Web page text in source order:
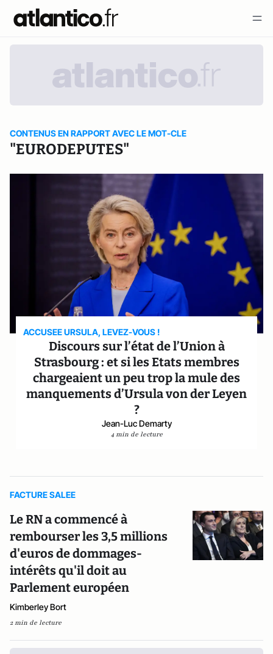
CONTENUS EN RAPPORT AVEC LE MOT-CLE
"EURODEPUTES"
ACCUSEE URSULA, LEVEZ-VOUS !
Discours sur l’état de l’Union à
Strasbourg : et si les Etats membres
chargeaient un peu trop la mule des
manquements d’Ursula von der Leyen
?
Jean-Luc Demarty
4 min de lecture
FACTURE SALEE
Le RN a commencé à
rembourser les 3,5 millions
d'euros de dommages-
intérêts qu'il doit au
Parlement européen
Kimberley Bort
2 min de lecture